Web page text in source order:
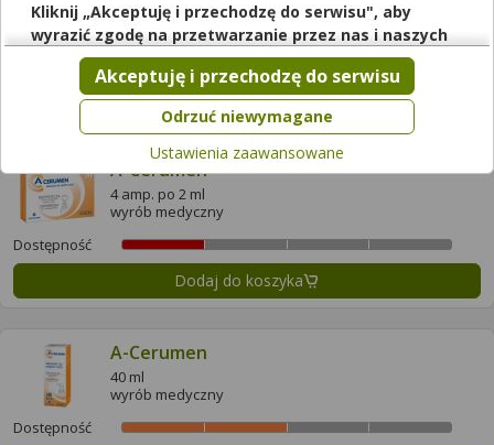
20 ml
wyrób medyczny
Dostępność
Dodaj do koszyka
A-Cerumen
4 amp. po 2 ml
wyrób medyczny
Dostępność
Dodaj do koszyka
A-Cerumen
40 ml
wyrób medyczny
Dostępność
Kliknij „Akceptuję i przechodzę do serwisu", aby
wyrazić zgodę na przetwarzanie przez nas i naszych
partnerów Twoich danych w powyższych celach.
Pamiętaj, że wyrażenie zgody jest dobrowolne, a wyrażoną
zgodę możesz w każdej chwili cofnąć, możesz też wycofać
zgodę na przetwarzanie Twoich danych tylko w niektórych
celach. Jeżeli chcesz dowiedzieć się więcej lub chcesz
przeprowadzić konfigurację szczegółową, to możesz tego
dokonać za pomocą „Ustawień zaawansowanych".
Więcej informacji na temat wykorzystywania narzędzi
zewnętrznych w naszym serwisie znajdziesz wRegulaminie
Odrzuć niewymagane
Akceptuję i przechodzę do serwisu
Ustawienia zaawansowane